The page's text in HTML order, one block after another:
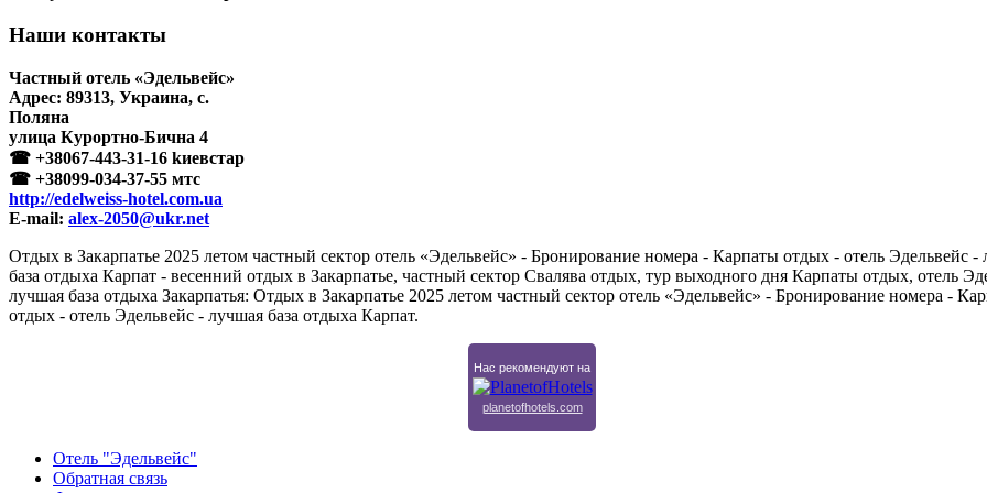
Наши контакты
Частный отель «Эдельвейс»
Адрес: 89313, Украина, с.
Поляна
улица Курортно-Бична 4
☎ +38067-443-31-16 kиeвстар
☎ +38099-034-37-55 мтc
http://edelweiss-hotel.com.ua
E-mail: alex-2050@ukr.net
Отдых в Закарпатье 2025 летом частный сектор отель «Эдельвейс» - Бронирование номера - Карпаты отдых - отель Эдельвейс -
база отдыха Карпат - весенний отдых в Закарпатье, частный сектор Свалява отдых, тур выходного дня Карпаты отдых, отель
лучшая база отдыха Закарпатья: Отдых в Закарпатье 2025 летом частный сектор отель «Эдельвейс» - Бронирование номера -
отдых - отель Эдельвейс - лучшая база отдыха Карпат.
Нас рекомендуют на
planetofhotels.com
Отель "Эдельвейс"
Обратная связь